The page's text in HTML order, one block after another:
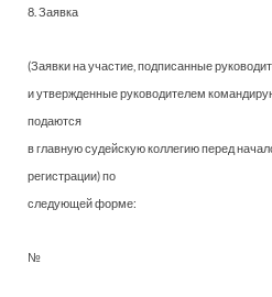
8. Заявка
(Заявки на участие, подписанные
и утвержденные руководителем
подаются
в главную судейскую коллегию перед
регистрации) по
следующей форме:
№